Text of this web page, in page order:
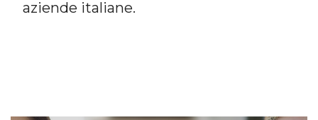
aziende italiane.